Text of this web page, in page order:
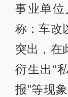
事业单位
称：车改
突出，在
衍生出“
报”等现